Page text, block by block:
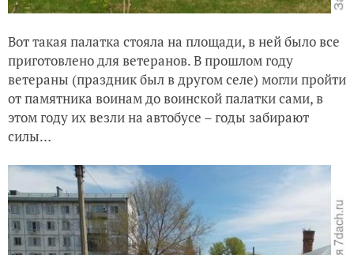
Вот такая палатка стояла на площади, в ней было все
приготовлено для ветеранов. В прошлом году
ветераны (праздник был в другом селе) могли пройти
от памятника воинам до воинской палатки сами, в
этом году их везли на автобусе – годы забирают
силы…